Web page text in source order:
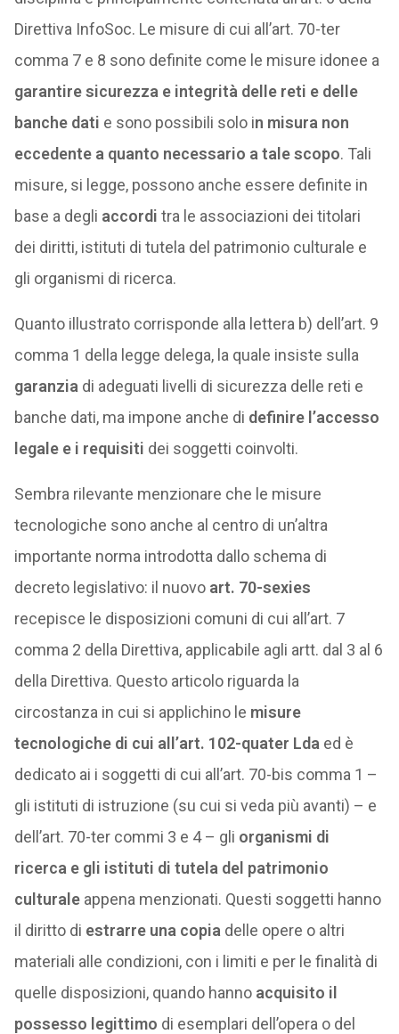
Direttiva InfoSoc. Le misure di cui all’art. 70-ter
comma 7 e 8 sono definite come le misure idonee a
garantire sicurezza e integrità delle reti e delle
banche dati e sono possibili solo in misura non
eccedente a quanto necessario a tale scopo. Tali
misure, si legge, possono anche essere definite in
base a degli accordi tra le associazioni dei titolari
dei diritti, istituti di tutela del patrimonio culturale e
gli organismi di ricerca.
Quanto illustrato corrisponde alla lettera b) dell’art. 9
comma 1 della legge delega, la quale insiste sulla
garanzia di adeguati livelli di sicurezza delle reti e
banche dati, ma impone anche di definire l’accesso
legale e i requisiti dei soggetti coinvolti.
Sembra rilevante menzionare che le misure
tecnologiche sono anche al centro di un’altra
importante norma introdotta dallo schema di
decreto legislativo: il nuovo art. 70-sexies
recepisce le disposizioni comuni di cui all’art. 7
comma 2 della Direttiva, applicabile agli artt. dal 3 al 6
della Direttiva. Questo articolo riguarda la
circostanza in cui si applichino le misure
tecnologiche di cui all’art. 102-quater Lda ed è
dedicato ai i soggetti di cui all’art. 70-bis comma 1 –
gli istituti di istruzione (su cui si veda più avanti) – e
dell’art. 70-ter commi 3 e 4 – gli organismi di
ricerca e gli istituti di tutela del patrimonio
culturale appena menzionati. Questi soggetti hanno
il diritto di estrarre una copia delle opere o altri
materiali alle condizioni, con i limiti e per le finalità di
quelle disposizioni, quando hanno acquisito il
possesso legittimo di esemplari dell’opera o del